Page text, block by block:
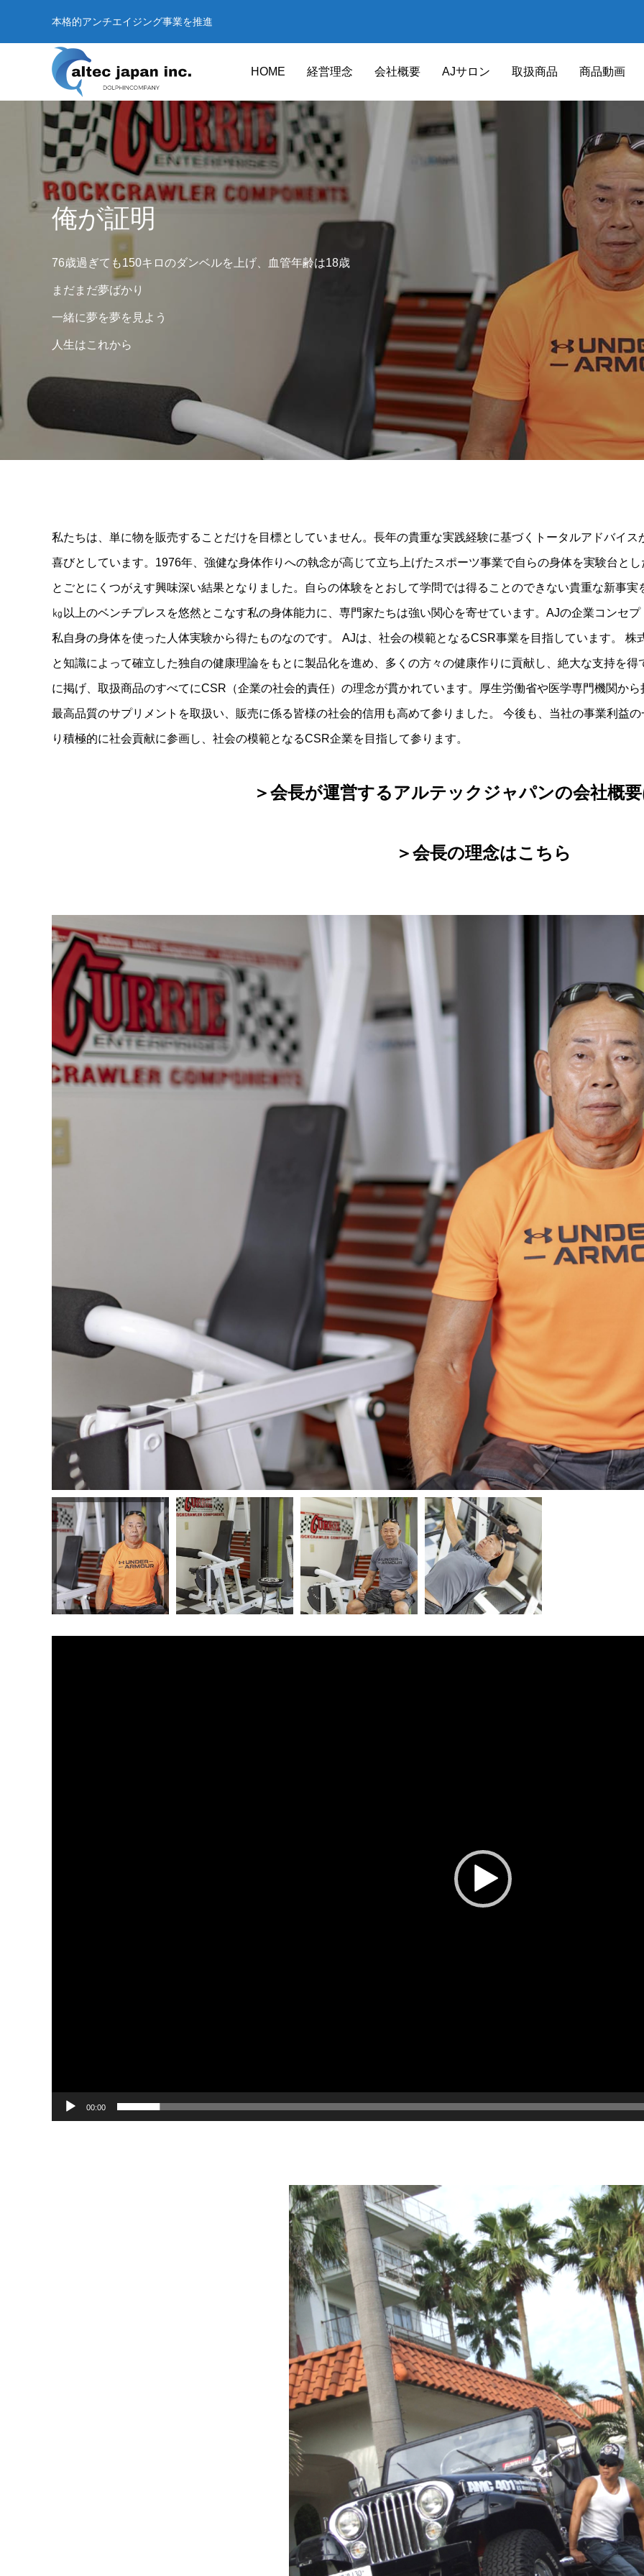
本格的アンチエイジング事業を推進
HOME 経営理念 会社概要 AJサロン 取扱商品 商品動画
健康サポート器具
HEALTH SUPPORT
俺が証明
76歳過ぎても150キロのダンベルを上げ、血管年齢は18歳
まだまだ夢ばかり
一緒に夢を夢を見よう
人生はこれから
私たちは、単に物を販売することだけを目標としていません。長年の貴重な実践経験に基づくトータルアドバイ
喜びとしています。1976年、強健な身体作りへの執念が高じて立ち上げたスポーツ事業で自らの身体を実験台と
とごとにくつがえす興味深い結果となりました。自らの体験をとおして学問では得ることのできない貴重な新事
㎏以上のベンチプレスを悠然とこなす私の身体能力に、専門家たちは強い関心を寄せています。AJの企業コンセ
私自身の身体を使った人体実験から得たものなのです。 AJは、社会の模範となるCSR事業を目指しています。
と知識によって確立した独自の健康理論をもとに製品化を進め、多くの方々の健康作りに貢献し、絶大な支持を
に掲げ、取扱商品のすべてにCSR（企業の社会的責任）の理念が貫かれています。厚生労働省や医学専門機関か
最高品質のサプリメントを取扱い、販売に係る皆様の社会的信用も高めて参りました。 今後も、当社の事業利益
り積極的に社会貢献に参画し、社会の模範となるCSR企業を目指して参ります。
＞会長が運営するアルテックジャパンの会社概
＞会長の理念はこちら
00:00